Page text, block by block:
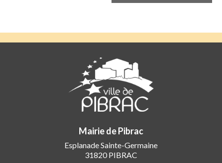
Mairie de Pibrac
Esplanade Sainte-Germaine
31820 PIBRAC